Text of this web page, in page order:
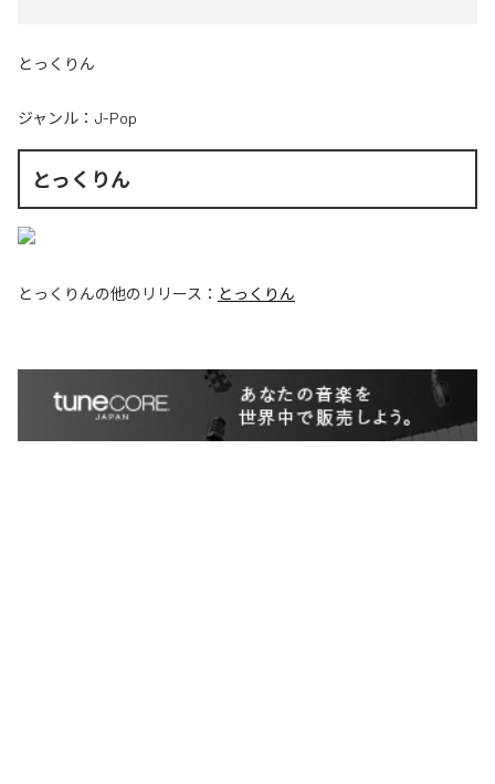
とっくりん
ジャンル： J-Pop
とっくりん
とっくりんの他のリリース： とっくりん